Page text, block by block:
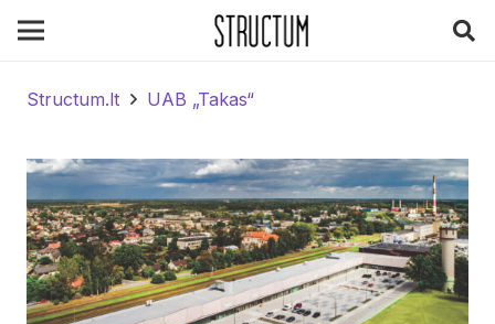
Structum.lt UAB „Takas“